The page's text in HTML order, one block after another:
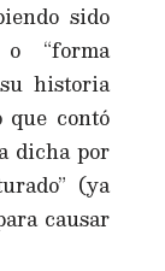
sido
“forma
historia
que contó
dicha por
(ya
causar